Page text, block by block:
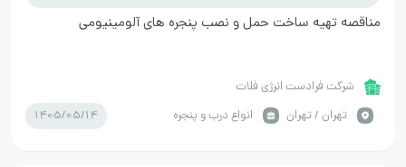
مناقصه تهیه ساخت حمل و نصب پنجره های آلومینیومی
شرکت فرادست انرژی فلات
تهران / تهران
انواع درب و پنجره 1405/05/14